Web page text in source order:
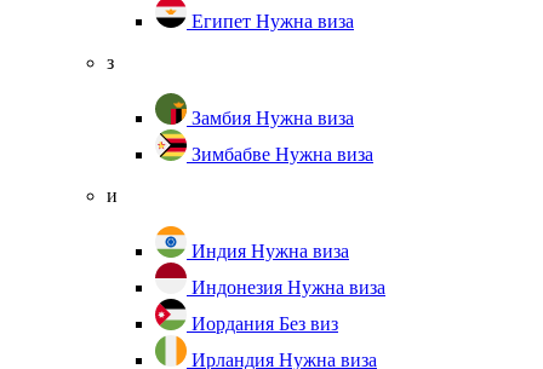
Египет Нужна виза
з
Замбия Нужна виза
Зимбабве Нужна виза
и
Индия Нужна виза
Индонезия Нужна виза
Иордания Без виз
Ирландия Нужна виза